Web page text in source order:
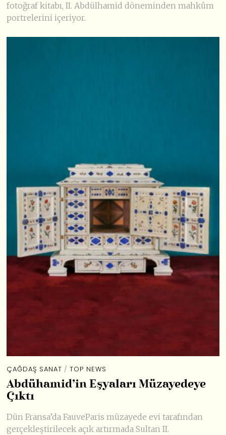
fotoğraf kitabı, II. Abdülhamid döneminden mahkûm
portrelerini içeriyor.
ÇAĞDAŞ SANAT / TOP NEWS
Abdühamid’in Eşyaları Müzayedeye
Çıktı
Dün Fransa’da FauveParis müzayede evi tarafından
gerçekleştirilecek açık artırmada Sultan II.